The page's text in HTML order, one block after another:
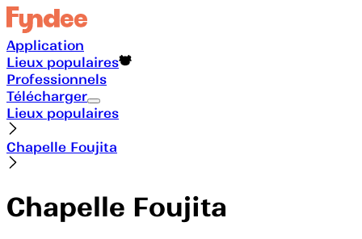
Application
Lieux populaires
Professionnels
Télécharger
Lieux populaires
Chapelle Foujita
Chapelle Foujita